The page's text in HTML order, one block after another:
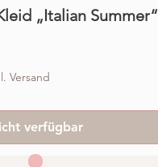
„Italian Summer“
Versand
verfügbar